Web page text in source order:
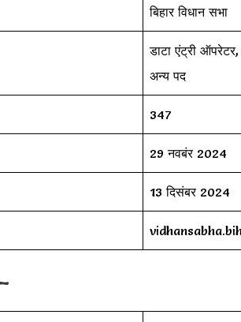
बिहार विधान सभा
डाटा एंट्री
अन्य पद
347
29 नवबंर 2024
13 दिसंबर 2024